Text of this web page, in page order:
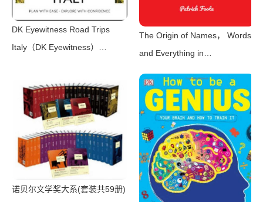
DK Eyewitness Road Trips
Italy（DK Eyewitness）
The Origin of Names， Words
and Everything in
（Mango Media Inc. 2018）
诺贝尔文学奖大系(套装共59册)